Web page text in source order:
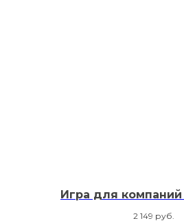
Игра для
2 149 руб.